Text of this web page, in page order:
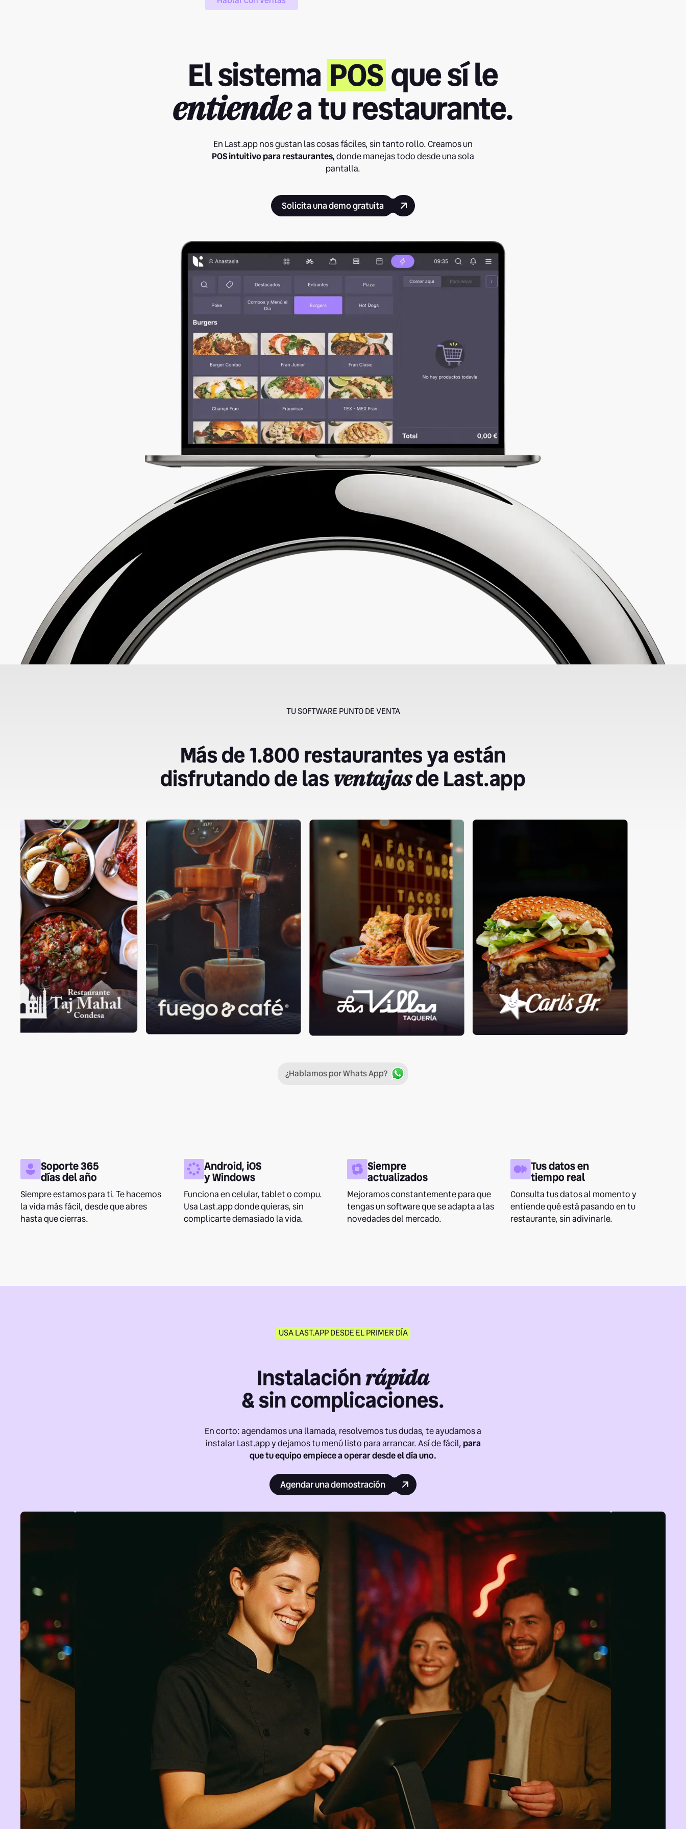
El sistema POSque sí le
entiendea tu restaurante.
En Last.app nos gustan las cosas fáciles, sin tanto rollo. Creamos un
POS intuitivo para restaurantes,donde manejas todo desde una sola
pantalla.
Solicita una demo gratuita
TU SOFTWARE PUNTO DE VENTA
Más de 1.800 restaurantes ya están
disfrutando de lasventajasde Last.app
¿Hablamos por Whats App?
Soporte 365
días del año
Siempre estamos para ti. Te hacemos
la vida más fácil, desde que abres
hasta que cierras.
Android, iOS
y Windows
Funciona en celular, tablet o compu.
Usa Last.app donde quieras, sin
complicarte demasiado la vida.
Siempre
actualizados
Mejoramos constantemente para que
tengas un software que se adapta a las
novedades del mercado.
Tus datos en
tiempo real
Consulta tus datos al momento y
entiende qué está pasando en tu
restaurante, sin adivinarle.
USA LAST.APP DESDE EL PRIMER DÍA
Instalaciónrápida
& sin complicaciones.
En corto: agendamos una llamada, resolvemos tus dudas, te ayudamos a
instalar Last.app y dejamos tu menú listo para arrancar. Así de fácil, para
que tu equipo empiece a operar desde el día uno.
Agendar una demostración